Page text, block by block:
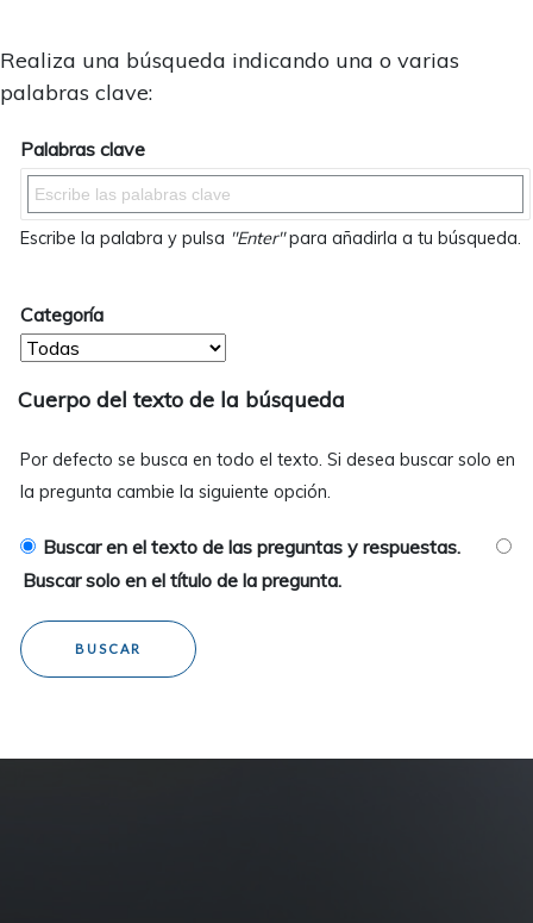
Realiza una búsqueda indicando una o varias
palabras clave:
Palabras clave
Escribe la palabra y pulsa "Enter"para añadirla a tu búsqueda.
Categoría
Cuerpo del texto de la búsqueda
Por defecto se busca en todo el texto. Si desea buscar solo en
la pregunta cambie la siguiente opción.
Buscar en el texto de las preguntas y respuestas.
Buscar solo en el título de la pregunta.